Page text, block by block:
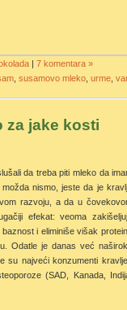
| 7 komentara »
susamovo mleko urme
za jake kosti
da treba piti mleko da
nismo, jeste da je
razvoju, a da u
efekat: veoma
i eliminiše višak
Odatle je danas već
su najveći konzumenti
(SAD, Kanada,